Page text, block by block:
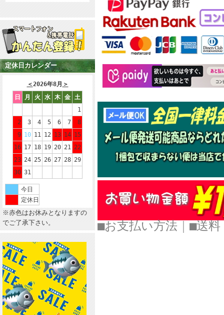
定休日カレンダー
＜2026年8月 ＞
日
月 火 水 木 金
土
1
2
3 4 5 6 7
8
9 10 11 12 13 14 15
16 17 18 19 20 21 22
23 24 25 26 27 28 29
30 31
今日
定休日
※赤色はお休みとなりますの
でご了承下さい。
■お支払い方法 ■